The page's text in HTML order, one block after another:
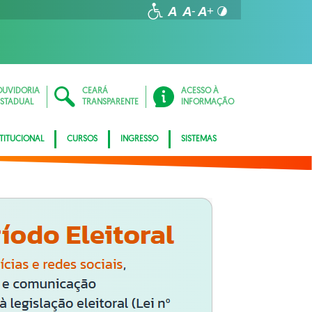
CEARÁ
TRANSPARENTE
ACESSO À
INFORMAÇÃO
CURSOS INGRESSO SISTEMAS